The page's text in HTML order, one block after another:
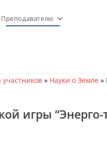
Преподавателю
» Науки о Земле »
игры